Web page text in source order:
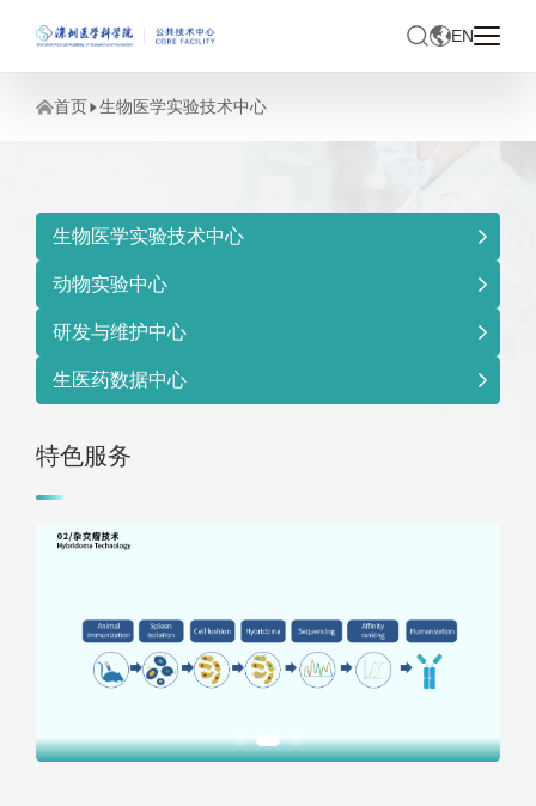
EN
首页 生物医学实验技术中心
生物医学实验技术中心
动物实验中心
研发与维护中心
生医药数据中心
特色服务